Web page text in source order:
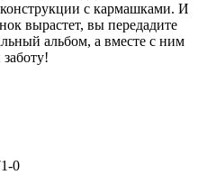
с кармашками. И
вырастет, вы передадите
альбом, а вместе с ним
0